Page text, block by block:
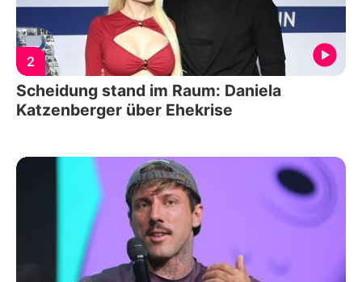
2
Scheidung stand im Raum: Daniela
Katzenberger über Ehekrise